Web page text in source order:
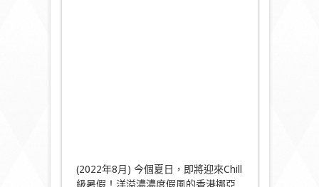
(2022年8月) 今個夏日，即將迎來Chill
級暑假！洋溢濃濃度假風的香港挪亞